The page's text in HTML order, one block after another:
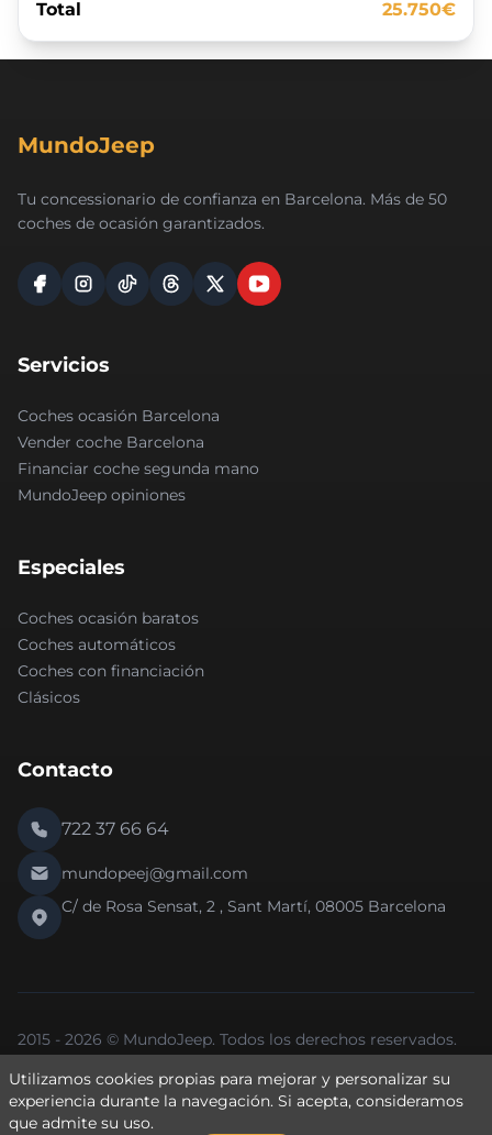
Total 25.750€
MundoJeep
Tu concessionario de confianza en Barcelona. Más de 50
coches de ocasión garantizados.
Servicios
Coches ocasión Barcelona
Vender coche Barcelona
Financiar coche segunda mano
MundoJeep opiniones
Especiales
Coches ocasión baratos
Coches automáticos
Coches con financiación
Clásicos
Contacto
722 37 66 64
mundopeej@gmail.com
C/ de Rosa Sensat, 2 , Sant Martí, 08005 Barcelona
2015 - 2026 © MundoJeep. Todos los derechos reservados.
Nueva versión 2.0 de la web.
Política de PrivacidadPolítica de CookiesAviso Legal
Utilizamos cookies propias para mejorar y personalizar su
experiencia durante la navegación. Si acepta, consideramos
que admite su uso.